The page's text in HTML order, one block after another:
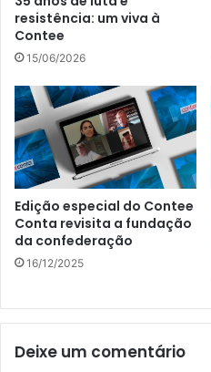
resistência: um viva à
Contee
15/06/2026
Edição especial do Contee
Conta revisita a fundação
da confederação
16/12/2025
Deixe um comentário